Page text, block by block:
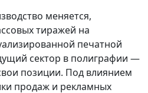
меняется,
тиражей на
печатной
сектор в полиграфии —
позиции. Под влиянием
продаж и рекламных